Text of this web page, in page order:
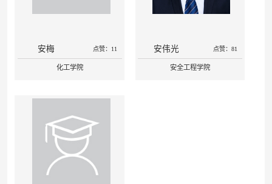
安梅 点赞：11
化工学院
安伟光 点赞：81
安全工程学院